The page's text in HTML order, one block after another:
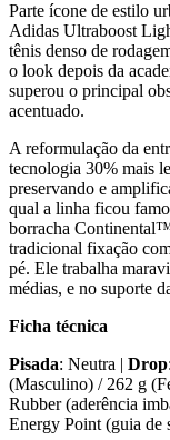
Parte ícone de estilo
Adidas Ultraboost
tênis denso de
o look depois da
superou o principal
acentuado.
A reformulação da
tecnologia 30% mais
preservando e
qual a linha ficou
borracha
tradicional fixação
pé. Ele trabalha
médias, e no suporte
Ficha técnica
Pisada: Neutra | Drop
(Masculino) / 262 g
Rubber (aderência
Energy Point (guia de